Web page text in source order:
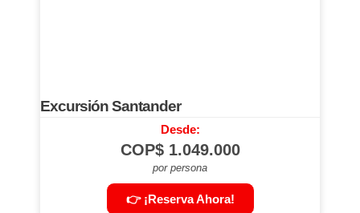
Excursión Santander
Desde:
COP$1.049.000
por persona
👉 ¡Reserva Ahora!